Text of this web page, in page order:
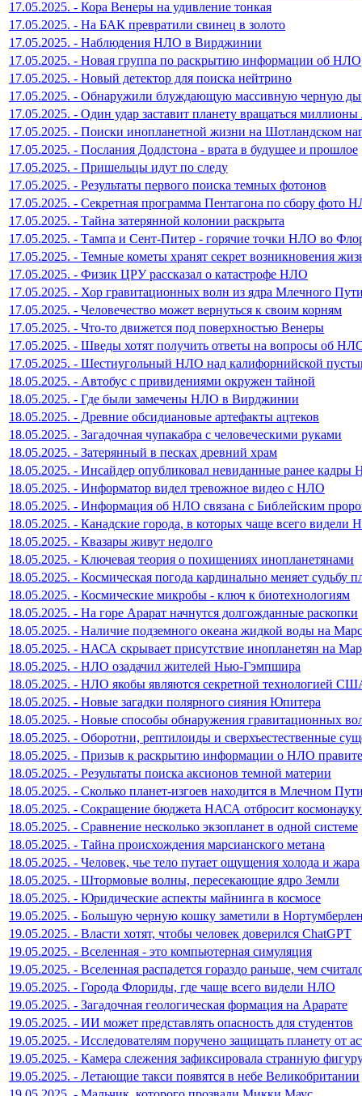
17.05.2025. - Кора Венеры на удивление тонкая
17.05.2025. - На БАК превратили свинец в золото
17.05.2025. - Наблюдения НЛО в Вирджинии
17.05.2025. - Новая группа по раскрытию информации об НЛО
17.05.2025. - Новый детектор для поиска нейтрино
17.05.2025. - Обнаружили блуждающую массивную черную
17.05.2025. - Один удар заставит планету вращаться миллионы
17.05.2025. - Поиски инопланетной жизни на Шотландском
17.05.2025. - Послания Додлстона - врата в будущее и прошлое
17.05.2025. - Пришельцы идут по следу
17.05.2025. - Результаты первого поиска темных фотонов
17.05.2025. - Секретная программа Пентагона по сбору фото
17.05.2025. - Тайна затерянной колонии раскрыта
17.05.2025. - Тампа и Сент-Питер - горячие точки НЛО во
17.05.2025. - Темные кометы хранят секрет возникновения
17.05.2025. - Физик ЦРУ рассказал о катастрофе НЛО
17.05.2025. - Хор гравитационных волн из ядра Млечного
17.05.2025. - Человечество может вернуться к своим корням
17.05.2025. - Что-то движется под поверхностью Венеры
17.05.2025. - Шведы хотят получить ответы на вопросы об
17.05.2025. - Шестиугольный НЛО над калифорнийской
18.05.2025. - Автобус с привидениями окружен тайной
18.05.2025. - Где были замечены НЛО в Вирджинии
18.05.2025. - Древние обсидиановые артефакты ацтеков
18.05.2025. - Загадочная чупакабра с человеческими руками
18.05.2025. - Затерянный в песках древний храм
18.05.2025. - Инсайдер опубликовал невиданные ранее
18.05.2025. - Информатор видел тревожное видео с НЛО
18.05.2025. - Информация об НЛО связана с Библейским
18.05.2025. - Канадские города, в которых чаще всего видели
18.05.2025. - Квазары живут недолго
18.05.2025. - Ключевая теория о похищениях инопланетянами
18.05.2025. - Космическая погода кардинально меняет судьбу
18.05.2025. - Космические микробы - ключ к биотехнологиям
18.05.2025. - На горе Арарат начнутся долгожданные раскопки
18.05.2025. - Наличие подземного океана жидкой воды на
18.05.2025. - НАСА скрывает присутствие инопланетян на
18.05.2025. - НЛО озадачил жителей Нью-Гэмпшира
18.05.2025. - НЛО якобы являются секретной технологией
18.05.2025. - Новые загадки полярного сияния Юпитера
18.05.2025. - Новые способы обнаружения гравитационных
18.05.2025. - Оборотни, рептилоиды и сверхъестественные
18.05.2025. - Призыв к раскрытию информации о НЛО
18.05.2025. - Результаты поиска аксионов темной материи
18.05.2025. - Сколько планет-изгоев находится в Млечном
18.05.2025. - Сокращение бюджета НАСА отбросит космонауку
18.05.2025. - Сравнение несколько экзопланет в одной системе
18.05.2025. - Тайна происхождения марсианского метана
18.05.2025. - Человек, чье тело путает ощущения холода и жара
18.05.2025. - Штормовые волны, пересекающие ядро Земли
18.05.2025. - Юридические аспекты майнинга в космосе
19.05.2025. - Большую черную кошку заметили в
19.05.2025. - Власти хотят, чтобы человек доверился ChatGPT
19.05.2025. - Вселенная - это компьютерная симуляция
19.05.2025. - Вселенная распадется гораздо раньше, чем
19.05.2025. - Города Флориды, где чаще всего видели НЛО
19.05.2025. - Загадочная геологическая формация на Арарате
19.05.2025. - ИИ может представлять опасность для студентов
19.05.2025. - Исследователям поручено защищать планету от
19.05.2025. - Камера слежения зафиксировала странную
19.05.2025. - Летающие такси появятся в небе Великобритании